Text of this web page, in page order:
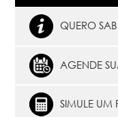
QUERO
AGENDE
SIMULE UM